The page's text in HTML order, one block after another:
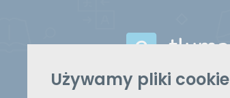
Używamy pliki cookie